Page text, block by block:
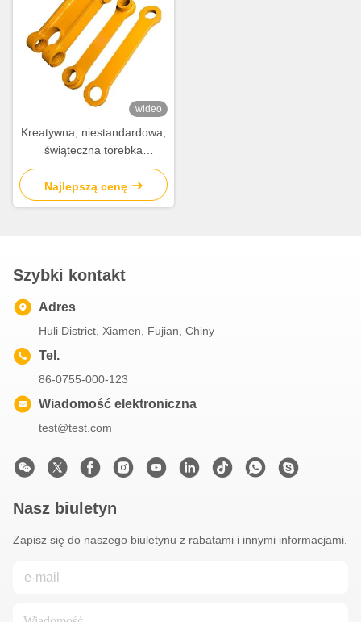
wideo
Kreatywna, niestandardowa,
świąteczna torebka
prezentów z papieru z
własnym logo.
Najlepszą cenę
Szybki kontakt
Adres
Huli District, Xiamen, Fujian, Chiny
Tel.
86-0755-000-123
Wiadomość elektroniczna
test@test.com
Nasz biuletyn
Zapisz się do naszego biuletynu z rabatami i innymi informacjami.